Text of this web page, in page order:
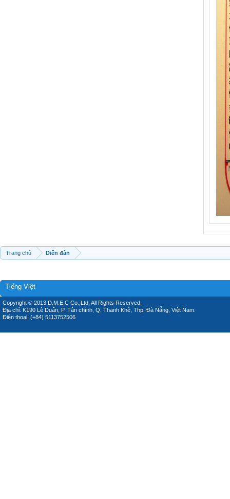
Trang chủ Diễn đàn
Tiếng Việt
Copyright © 2013 D.M.E.C Co.,Ltd, All Rights Reserved.
Địa chỉ: K190 Lê Duẩn, P. Tân chính, Q. Thanh Khê, Thp. Đà Nẵng, Việt Nam.
Điện thoại: (+84) 5113752506